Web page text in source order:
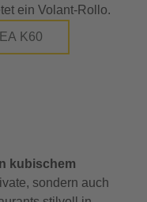
ein Volant-Rollo.
K60
kubischem
sondern auch